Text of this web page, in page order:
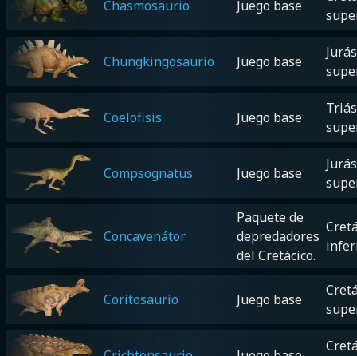
Chasmosaurio Juego base
Chungkingosaurio Juego base
Coelofisis Juego base
Compsognatus Juego base
Concavenátor
Paquete de
depredadores
del Cretácico.
Coritosaurio Juego base